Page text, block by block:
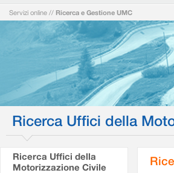
Servizi online // Ricerca e Gestione UMC
Ricerca Uffici della
Ricerca Uffici della
Motorizzazione Civile